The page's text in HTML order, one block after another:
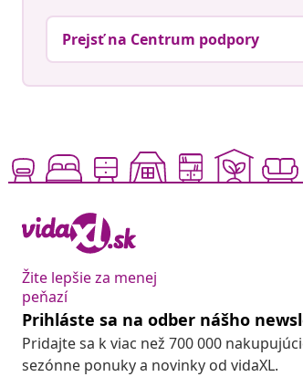
Prejsť na Centrum podpory
Žite lepšie za menej
peňazí
Prihláste sa na odber nášho
Pridajte sa k viac než 700 000
sezónne ponuky a novinky od vidaXL.